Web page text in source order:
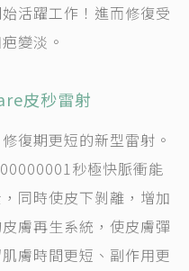
活躍工作！進而修復受
變淡。
皮秒雷射
復期更短的新型雷射。
秒極快脈衝能
同時使皮下剝離，增加
膚再生系統，使皮膚彈
膚時間更短、副作用更